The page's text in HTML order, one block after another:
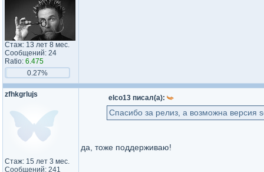
Стаж: 13 лет 8 мес.
Сообщений: 24
Ratio: 6.475
0.27%
zfhkgrlujs
Стаж: 15 лет 3 мес.
Сообщений: 241
elco13 писал(а):
Спасибо за релиз, а возможна версия
да, тоже поддерживаю!